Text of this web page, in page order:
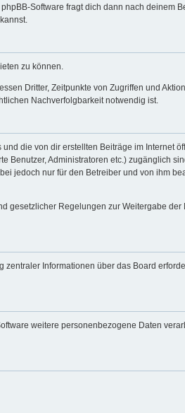
Software fragt dich dann nach deinem
zu können.
Dritter, Zeitpunkte von Zugriffen und
Nachverfolgbarkeit notwendig ist.
die von dir erstellten Beiträge im Internet
Benutzer, Administratoren etc.) zugänglich
jedoch nur für den Betreiber und von ihm
gesetzlicher Regelungen zur Weitergabe der
Informationen über das Board
weitere personenbezogene Daten